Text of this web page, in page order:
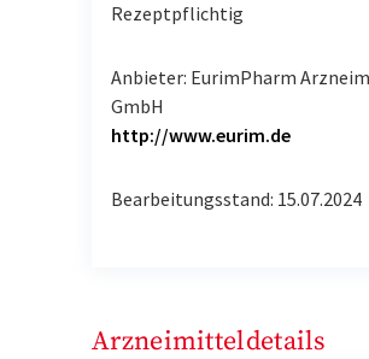
Rezeptpflichtig
Anbieter: EurimPharm
GmbH
http://www.eurim.de
Bearbeitungsstand: 15.07.2024
Arzneimitteldetails